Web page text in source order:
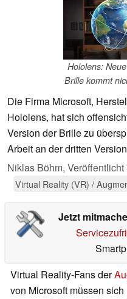
Hololens:
Brille kommt
Die Firma Microsoft,
Hololens, hat sich
Version der Brille zu
Arbeit an der dritten
Niklas Böhm, Veröffentlicht
Virtual Reality (VR) /
Jetzt
Virtual Reality-Fans der
von Microsoft müssen